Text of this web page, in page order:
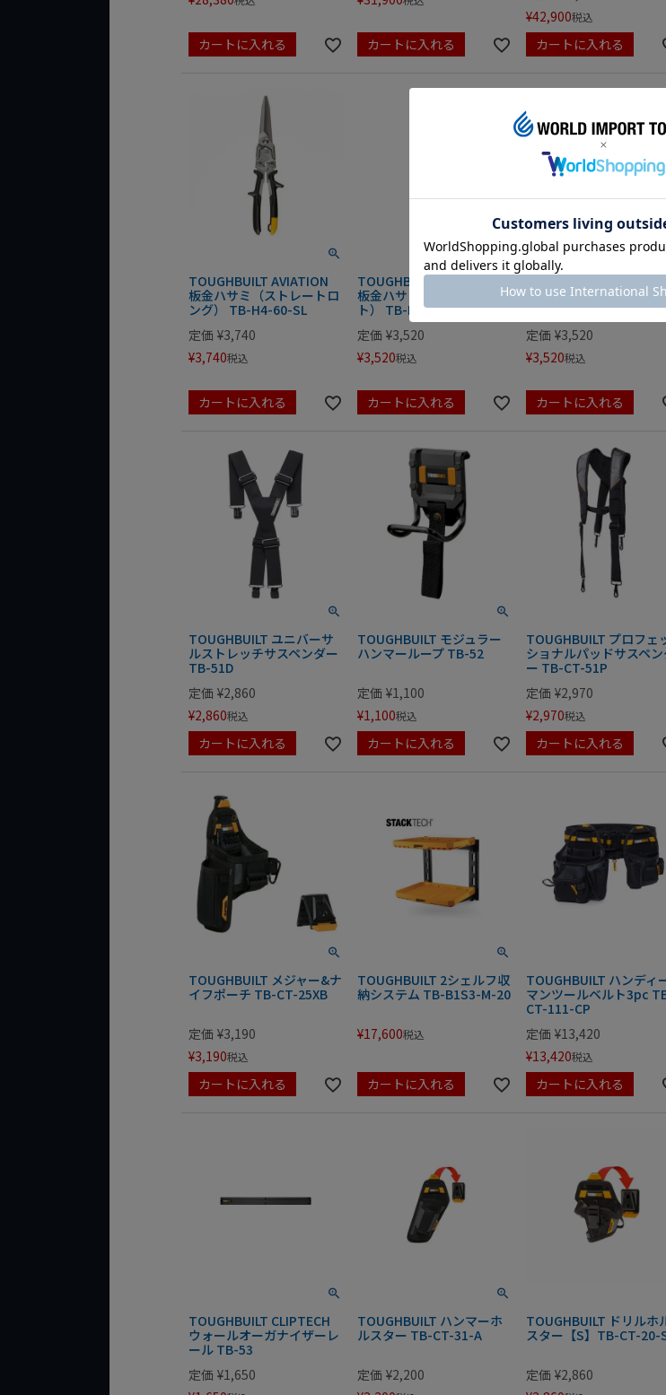
カートに入れる カートに入れる
¥42,900税込
カートに入れる
TOUGHBUILT AVIATION
板金ハサミ（ストレートロ
ング） TB-H4-60-SL
定価 ¥3,740
¥3,740税込
カートに入れる
TOUGHBUILT AVIATION
板金ハサミ（ライトカッ
ト） TB-H4-60-R
定価 ¥3,520
¥3,520税込
カートに入れる
板金ハサミ（レフトカッ
ト） TB-H4-60-L
定価 ¥3,520
¥3,520税込
カートに入れる
TOUGHBUILT ユニバーサ
ルストレッチサスペンダー
TB-51D
定価 ¥2,860
¥2,860税込
カートに入れる
TOUGHBUILT モジュラー
ハンマーループ TB-52
定価 ¥1,100
¥1,100税込
カートに入れる
TOUGHBUILT プロフェ
ショナルパッドサスペ
ー TB-CT-51P
定価 ¥2,970
¥2,970税込
カートに入れる
TOUGHBUILT メジャー&ナ
イフポーチ TB-CT-25XB
定価 ¥3,190
¥3,190税込
カートに入れる
TOUGHBUILT 2シェルフ収
納システム TB-B1S3-M-20
¥17,600税込
カートに入れる
TOUGHBUILT ハンディ
マンツールベルト3pc
CT-111-CP
定価 ¥13,420
¥13,420税込
カートに入れる
TOUGHBUILT CLIPTECH
ウォールオーガナイザーレ
ール TB-53
定価 ¥1,650
TOUGHBUILT ハンマーホ
ルスター TB-CT-31-A
定価 ¥2,200
TOUGHBUILT ドリルホ
スター【S】TB-CT-20-
定価 ¥2,860